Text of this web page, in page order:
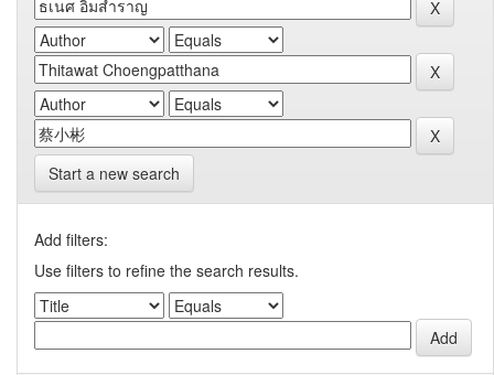
Start a new search
Add filters:
Use filters to refine the search results.